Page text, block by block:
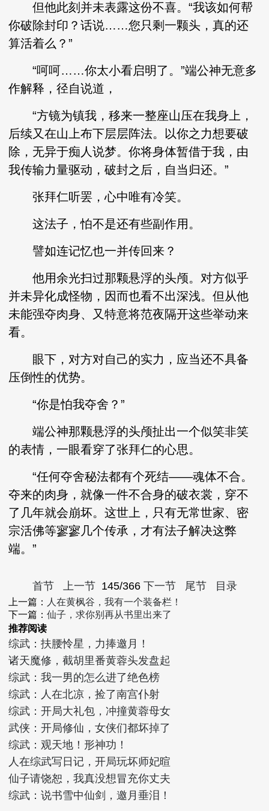
但他此刻并未表露这份不喜。“我该如何帮
你破除封印？话说……您只剩一颗头，真的还
算活着么？”
“呵呵……你太小看启明了。”端公神无意多
作解释，径自说道，
“方镜为镇我，移来一整座山压在我身上，
后续又在山上布下层层阵法。以你之力想要破
除，无异于痴人说梦。你将身体暂借于我，由
我传输力量驱动，破封之后，自当归还。”
张拜仁听罢，心中唯有冷笑。
这法子，怕不是还有些副作用。
譬如连记忆也一并传回来？
他用余光扫过那颗悬浮的头颅。对方似乎
并未异化成怪物，因而也看不出深浅。但从他
未能强夺肉身、又特意将范夜隔开这些举动来
看。
眼下，对方对自己的实力，应当还不具备
压倒性的优势。
“你是怕我夺舍？”
端公神那颗悬浮的头颅扯出一个似笑非笑
的表情，一眼看穿了张拜仁的心思。
“任何夺舍秘法都有个死结——魂体不合。
夺来的肉身，就像一件不合身的破衣裳，穿不
了几年就会崩坏。这世上，只有无常世家、密
宗活佛等寥寥几个传承，才有法子解决这弊
端。”
首节 上一节 145/366 下一节 尾节 目录
上一篇：
人在黄枫谷，我有一个装备栏！
下一篇：仙子，求你别再从书里出来了
推荐阅读
综武：扶腰怜星，力捧邀月！
诸天魔修，截胡里番黄蓉头发盘起
综武：我一男的怎么进了绝色榜
综武：人在北凉，捡了南宫仆射
综武：开局大礼包，冲撞黄蓉母女
武侠：开局修仙，女侠们都坏掉了
综武：观天地！形神功！
人在综武写日记，开局玩坏师妃暄
仙子请饶恕，我真没想冒充你丈夫
综武：说书雪中仙剑，邀月垂泪！